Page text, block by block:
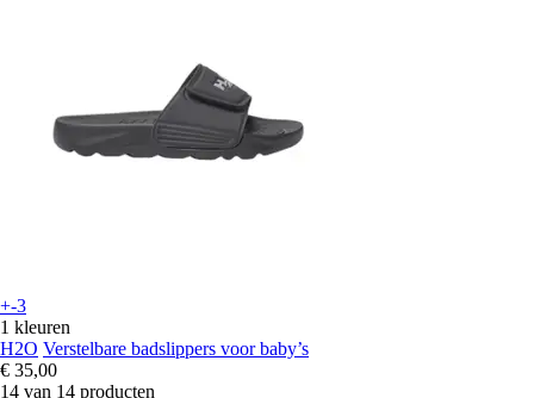
+-3
1 kleuren
H2O Verstelbare badslippers voor baby’s
€ 35,00
14 van 14 producten